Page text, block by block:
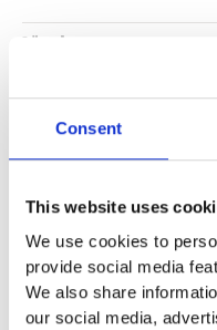
Consent
This website uses
We use cookies to
provide social media
We also share
our social media,
Längd
Material
Garantivillkor